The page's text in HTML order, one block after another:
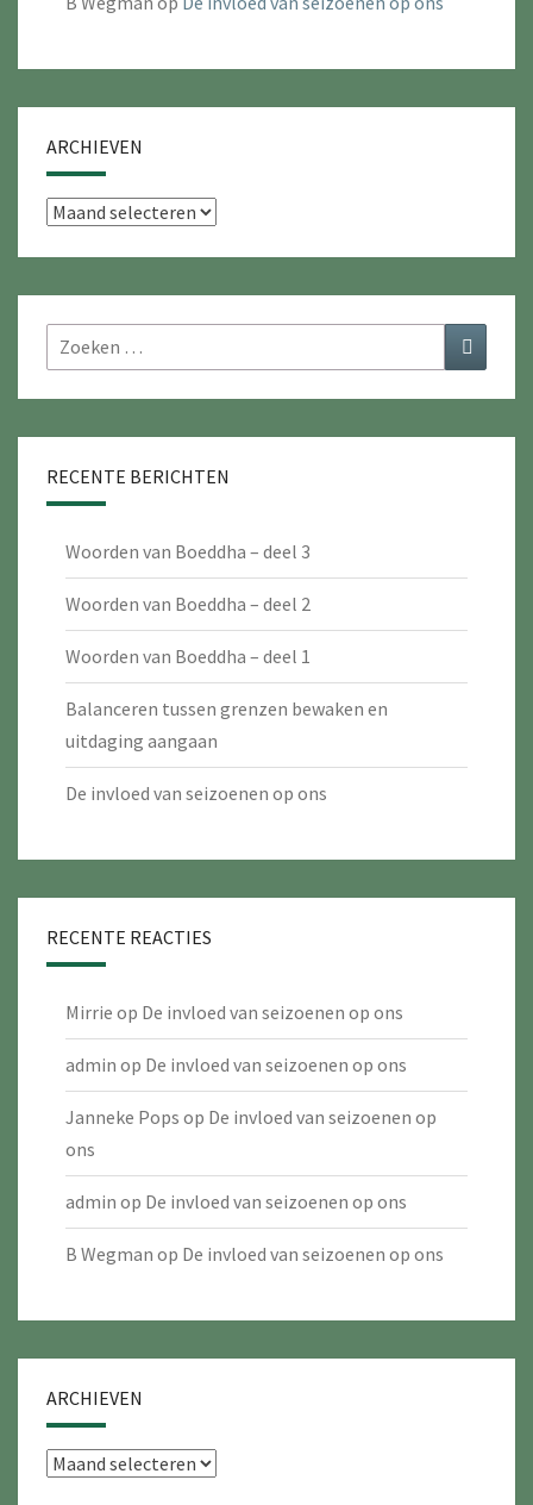
ARCHIEVEN
Archieven
Zoeken
naar:
Zoeken
RECENTE BERICHTEN
Woorden van Boeddha – deel 3
Woorden van Boeddha – deel 2
Woorden van Boeddha – deel 1
Balanceren tussen grenzen bewaken en
uitdaging aangaan
De invloed van seizoenen op ons
RECENTE REACTIES
Mirrie op De invloed van seizoenen op ons
admin op De invloed van seizoenen op ons
Janneke Pops op De invloed van seizoenen op
ons
admin op De invloed van seizoenen op ons
B Wegman op De invloed van seizoenen op ons
ARCHIEVEN
Archieven